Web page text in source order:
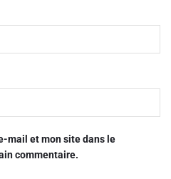
mail et mon site dans le
commentaire.